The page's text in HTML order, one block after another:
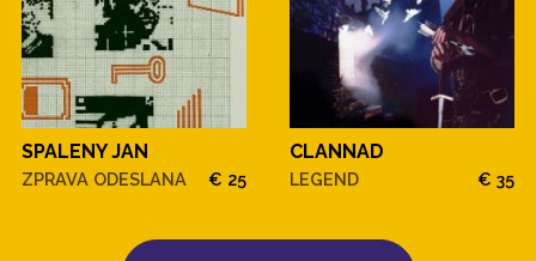
SPALENY JAN
ZPRAVA ODESLANA € 25
CLANNAD
LEGEND € 35